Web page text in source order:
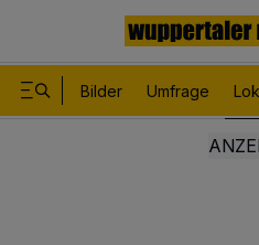
Bilder Umfrage